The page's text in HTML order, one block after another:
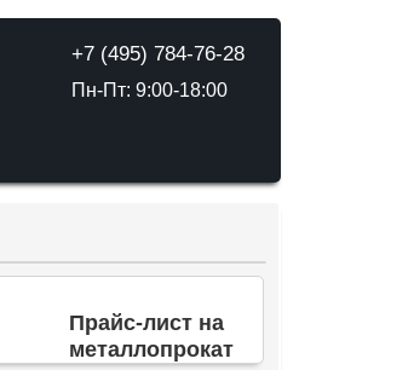
+7 (495) 784-76-28
Пн-Пт: 9:00-18:00
Прайс-лист на
металлопрокат